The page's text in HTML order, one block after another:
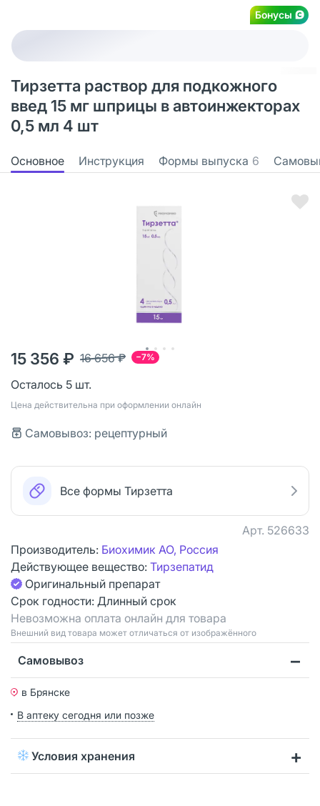
Бонусы
Тирзетта раствор для подкожного
введ 15 мг шприцы в автоинжекторах
0,5 мл 4 шт
Основное Инструкция Формы выпуска 6
−7%
16 656 ₽
15 356 ₽
Осталось 5 шт.
Цена действительна при оформлении онлайн
Самовывоз: рецептурный
Все формы Тирзетта
Арт. 526633
Производитель: Биохимик АО, Россия
Действующее вещество: Тирзепатид
Оригинальный препарат
Срок годности: Длинный срок
Невозможна оплата онлайн для товара
Bнешний вид товара может отличаться от изображённого
Самовывоз
в Брянске
В аптеку сегодня или позже
Условия хранения